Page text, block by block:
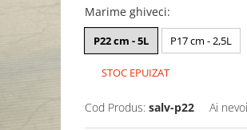
Marime ghiveci:
P22 cm - 5L P17 cm - 2,5L
STOC EPUIZAT
Cod Produs: salv-p22 Ai